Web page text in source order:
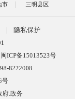
市 三明县区
|
隐私保护
闽ICP备15013523号
8222008
号
府.政务